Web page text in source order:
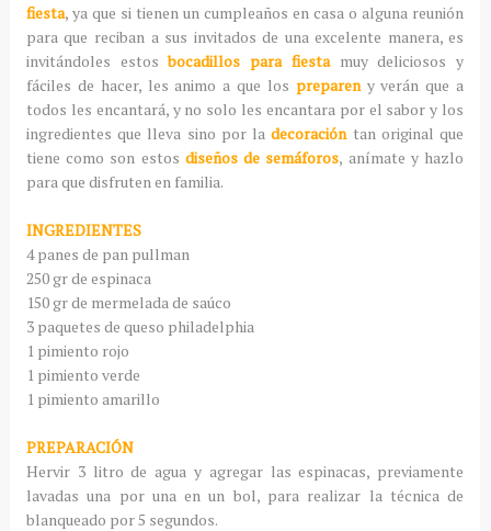
fiesta, ya que si tienen un cumpleaños en casa o alguna reunión
para que reciban a sus invitados de una excelente manera, es
invitándoles estos bocadillos para fiestamuy deliciosos y
fáciles de hacer, les animo a que los prepareny verán que a
todos les encantará, y no solo les encantara por el sabor y los
ingredientes que lleva sino por ladecoración tan original que
tiene como son estos diseños de semáforos, anímate y hazlo
para que disfruten en familia.
INGREDIENTES
4 panes de pan pullman
250 gr de espinaca
150 gr de mermelada de saúco
3 paquetes de queso philadelphia
1 pimiento rojo
1 pimiento verde
1 pimiento amarillo
PREPARACIÓN
Hervir 3 litro de agua y agregar las espinacas, previamente
lavadas una por una en un bol, para realizar la técnica de
blanqueado por 5 segundos.